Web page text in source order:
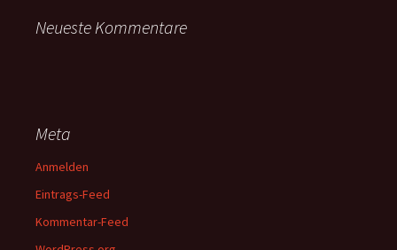
Neueste Kommentare
Meta
Anmelden
Eintrags-Feed
Kommentar-Feed